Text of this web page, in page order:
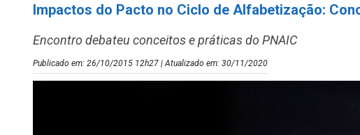
Impactos do Pacto no Ciclo de Alfabetização:
Encontro debateu conceitos e práticas do PNAIC
Publicado em: 26/10/2015 12h27 | Atualizado em: 30/11/2020